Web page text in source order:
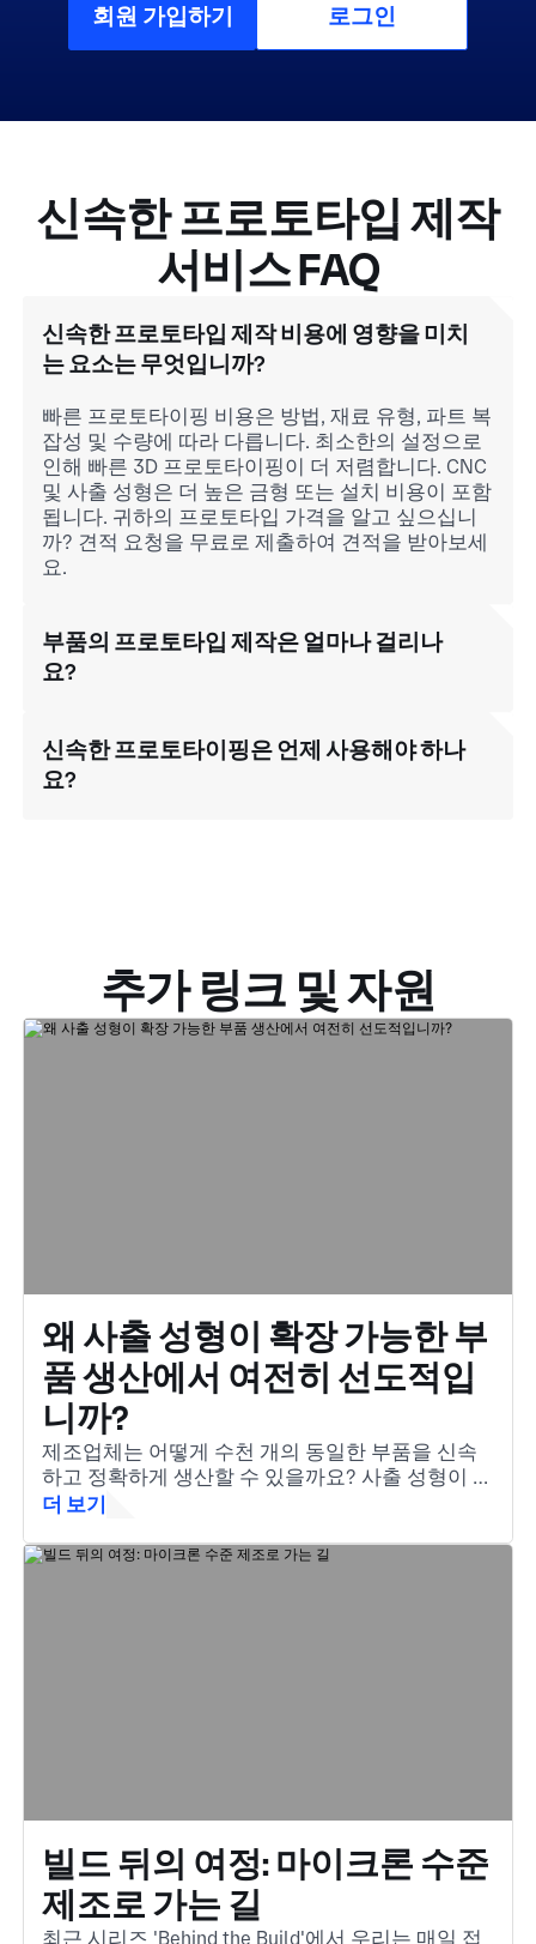
회원 가입하기
로그인
신속한 프로토타입 제작
서비스 FAQ
신속한 프로토타입 제작 비용에 영향을 미치
는 요소는 무엇입니까?
빠른 프로토타이핑 비용은 방법, 재료 유형, 파트 복
잡성 및 수량에 따라 다릅니다. 최소한의 설정으로
인해 빠른 3D 프로토타이핑이 더 저렴합니다. CNC
및 사출 성형은 더 높은 금형 또는 설치 비용이 포함
됩니다. 귀하의 프로토타입 가격을 알고 싶으십니
까? 견적 요청을 무료로 제출하여 견적을 받아보세
요.
부품의 프로토타입 제작은 얼마나 걸리나
요?
신속한 프로토타이핑은 언제 사용해야 하나
요?
추가 링크 및 자원
왜 사출 성형이 확장 가능한 부
품 생산에서 여전히 선도적입
니까?
제조업체는 어떻게 수천 개의 동일한 부품을 신속
하고 정확하게 생산할 수 있을까요? 사출 성형이 그
해답입니다. 용융 재료를 복잡하고 고품질의 부품
더 보기
빌드 뒤의 여정: 마이크론 수준
제조로 가는 길
최근 시리즈 'Behind the Build'에서 우리는 매일 접